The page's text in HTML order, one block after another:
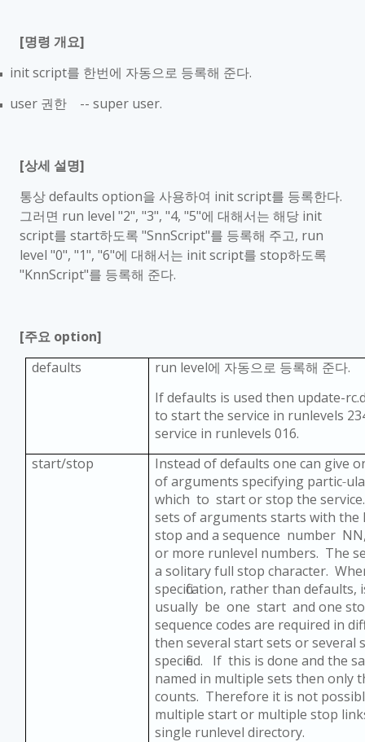
[명령 개요]
init script를 한번에 자동으로 등록해 준다.
user 권한 -- super user.
[상세 설명]
통상defaults option을 사용하여 init script를 등록한다.
그러면 run level "2", "3", "4, "5"에 대해서는 해당 init
script를 start하도록 "SnnScript"를 등록해 주고, run
level "0", "1", "6"에 대해서는 init script를 stop하도록
"KnnScript"를 등록해 준다.
[주요 option]
defaults
run level에 자동으로 등록해 준다.
If defaults is used then update-
to start the service in runlevels
service in runlevels 016.
start/stop
Instead of defaults one can give
of arguments specifying partic‐
which to start or stop the
sets of arguments starts with
stop and a sequence number
or more runlevel numbers. The
a solitary full stop character.
specification, rather than
usually be one start and one
sequence codes are required in
then several start sets or several
specified. If this is done and the
named in multiple sets then only
counts. Therefore it is not
multiple start or multiple stop
single runlevel directory.